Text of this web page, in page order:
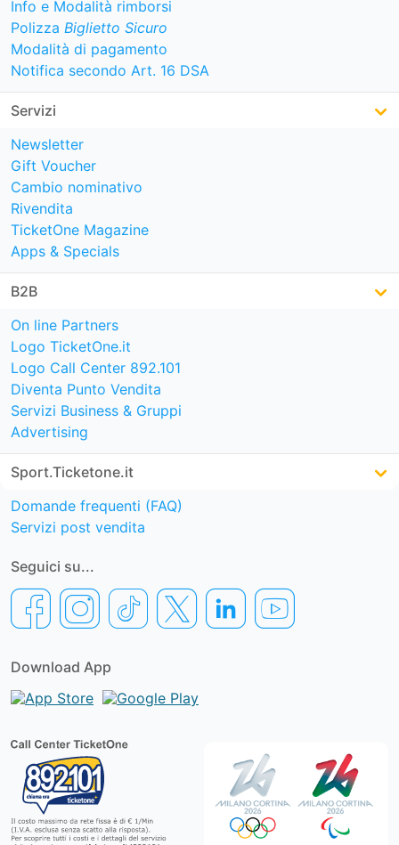
Info e Modalità rimborsi
Polizza Biglietto Sicuro
Modalità di pagamento
Notifica secondo Art. 16 DSA
Servizi
Newsletter
Gift Voucher
Cambio nominativo
Rivendita
TicketOne Magazine
Apps & Specials
B2B
On line Partners
Logo TicketOne.it
Logo Call Center 892.101
Diventa Punto Vendita
Servizi Business & Gruppi
Advertising
Sport.Ticketone.it
Domande frequenti (FAQ)
Servizi post vendita
Seguici su...
Download App